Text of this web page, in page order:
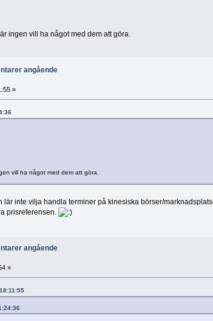
ingen vill ha något med dem att göra.
angående
»
vill ha något med dem att göra.
lär inte vilja handla terminer på kinesiska börser/
prisreferensen.
angående
»